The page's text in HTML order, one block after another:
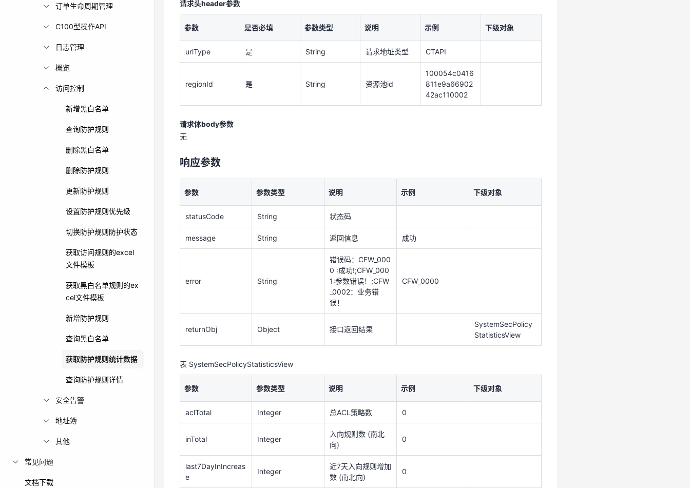
订单生命周期管理
C100型操作API
日志管理
概览
访问控制
新增黑白名单
查询防护规则
删除黑白名单
删除防护规则
更新防护规则
设置防护规则优先级
切换防护规则防护状态
获取访问规则的excel
文件模板
获取黑白名单规则的ex
cel文件模板
新增防护规则
查询黑白名单
获取防护规则统计数据
查询防护规则详情
安全告警
地址簿
其他
常见问题
文档下载
urlType 是 String 请求地址类型 CTAPI
42ac110002
请求体body参数
响应参数
statusCode
message String 返回信息 成功
error String
0 :成功!;CFW_000
1:参数错误！;CFW
_0002：业务错
误！
CFW_0000
接口返回结果
下级对象
aclTotal Integer 总ACL策略数 0
inTotal
向)
e
Integer
数 (南北向)
0
出向规则数 (南北
向)
last7DayOutIncre
ase
Integer
近7天出向规则增加
数
0
blackTotal 黑名单数
请求头header参数
参数 是否必填 参数类型 说明 示例 下级对象
urlType 是 String 请求地址类型 CTAPI
regionId 是 String 资源池id
100054c0416
811e9a66902
42ac110002
请求体body参数
无
响应参数
参数 参数类型 说明 示例 下级对象
statusCode String 状态码
message String 返回信息 成功
error String
错误码：CFW_000
0 :成功!;CFW_000
1:参数错误！;CFW
_0002：业务错
误！
CFW_0000
returnObj Object 接口返回结果
SystemSecPolicy
StatisticsView
表 SystemSecPolicyStatisticsView
参数 参数类型 说明 示例 下级对象
aclTotal Integer 总ACL策略数 0
inTotal Integer
入向规则数 (南北
向)
0
last7DayInIncreas
e
Integer
近7天入向规则增加
数 (南北向)
0